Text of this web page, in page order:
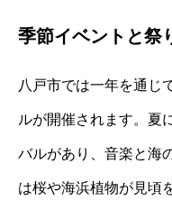
季節イベントと祭
八戸市では一年を通じ
ルが開催されます。夏
バルがあり、音楽と海
は桜や海浜植物が見頃